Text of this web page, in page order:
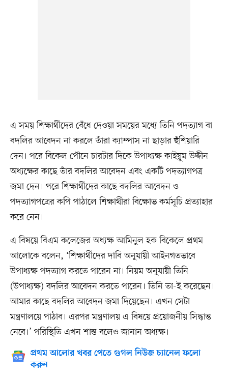
এ সময় শিক্ষার্থীদের বেঁধে দেওয়া সময়ের মধ্যে তিনি পদত্যাগ বা
বদলির আবেদন না করলে তাঁরা ক্যাম্পাস না ছাড়ার হুঁশিয়ারি
দেন। পরে বিকেল পৌনে চারটার দিকে উপাধ্যক্ষ কাইয়ুম উদ্দীন
অধ্যক্ষের কাছে তাঁর বদলির আবেদন এবং একটি পদত্যাগপত্র
জমা দেন। পরে শিক্ষার্থীদের কাছে বদলির আবেদন ও
পদত্যাগপত্রের কপি পাঠালে শিক্ষার্থীরা বিক্ষোভ কর্মসূচি প্রত্যাহার
করে নেন।
এ বিষয়ে বিএম কলেজের অধ্যক্ষ আমিনুল হক বিকেলে প্রথম
আলোকে বলেন, ‘শিক্ষার্থীদের দাবি অনুযায়ী আইনগতভাবে
উপাধ্যক্ষ পদত্যাগ করতে পারেন না। নিয়ম অনুযায়ী তিনি
(উপাধ্যক্ষ) বদলির আবেদন করতে পারেন। তিনি তা-ই করেছেন।
আমার কাছে বদলির আবেদন জমা দিয়েছেন। এখন সেটা
মন্ত্রণালয়ে পাঠাব। এরপর মন্ত্রণালয় এ বিষয়ে প্রয়োজনীয় সিদ্ধান্ত
নেবে।’ পরিস্থিতি এখন শান্ত বলেও জানান অধ্যক্ষ।
প্রথম আলোর খবর পেতে গুগল নিউজ চ্যানেল ফলো
করুন